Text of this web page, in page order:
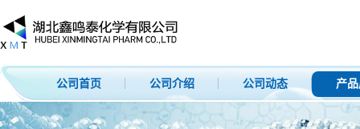
公司首页 公司介绍 公司动态 产